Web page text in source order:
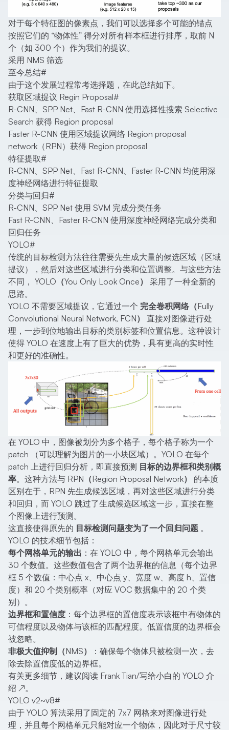
对于每个特征图的像素点，我们可以选择多个可能的锚点
按照它们的 “物体性” 得分对所有样本框进行排序，取前 N
个（如 300 个）作为我们的提议。
采用 NMS 筛选
至今总结#
由于这个发展过程常考选择题，在此总结如下。
获取区域提议 Regin Proposal#
R-CNN、SPP Net、Fast R-CNN 使用选择性搜索 Selective
Search 获得 Region proposal
Faster R-CNN 使用区域提议网络 Region proposal
network（RPN）获得 Region proposal
特征提取#
R-CNN、SPP Net、Fast R-CNN、Faster R-CNN 均使用深
度神经网络进行特征提取
分类与回归#
R-CNN、SPP Net 使用 SVM 完成分类任务
Fast R-CNN、Faster R-CNN 使用深度神经网络完成分类和
回归任务
YOLO#
传统的目标检测方法往往需要先生成大量的候选区域（区域
提议），然后对这些区域进行分类和位置调整。与这些方法
不同， YOLO（You Only Look Once）
采用了一种全新的
思路。
YOLO 不需要区域提议，它通过一个 完全卷积网络（Fully
Convolutional Neural Network, FCN）
直接对图像进行处
理，一步到位地输出目标的类别标签和位置信息。这种设计
使得 YOLO 在速度上有了巨大的优势，具有更高的实时性
和更好的准确性。
在 YOLO 中，图像被划分为多个格子，每个格子称为一个
patch （可以理解为图片的一小块区域）。YOLO 在每个
patch 上进行回归分析，即直接预测 目标的边界框和类别概
率。这种方法与 RPN（Region Proposal Network）
的本质
区别在于，RPN 先生成候选区域，再对这些区域进行分类
和回归，而 YOLO 跳过了生成候选区域这一步，直接在整
个图像上进行预测。
这直接使得原先的 目标检测问题变为了一个回归问题 。
YOLO 的技术细节包括：
每个网格单元的输出 ：在 YOLO 中，每个网格单元会输出
30 个数值。这些数值包含了两个边界框的信息（每个边界
框 5 个数值：中心点 x、中心点 y、宽度 w、高度 h、置信
度）和 20 个类别概率（对应 VOC 数据集中的 20 个类
别）。
边界框和置信度 ：每个边界框的置信度表示该框中有物体的
可信程度以及物体与该框的匹配程度。低置信度的边界框会
被忽略。
非极大值抑制（NMS）
：确保每个物体只被检测一次，去
除去除置信度低的边界框。
有关更多细节，建议阅读 Frank Tian/写给小白的 YOLO 介
绍 ↗。
YOLO v2~v8#
由于 YOLO 算法采用了固定的 7x7 网格来对图像进行处
理，并且每个网格单元只能对应一个物体，因此对于尺寸较